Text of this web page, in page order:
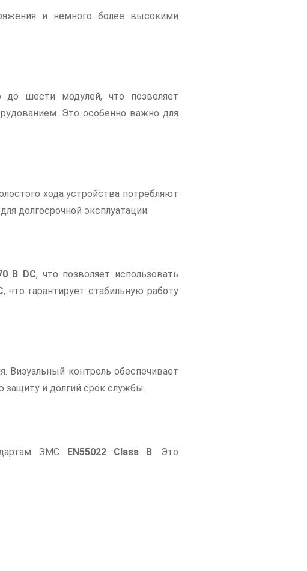
и немного более высокими
шести модулей, что позволяет
Это особенно важно для
хода устройства потребляют
долгосрочной эксплуатации.
В DC, что позволяет использовать
, что гарантирует стабильную работу
Визуальный контроль обеспечивает
и долгий срок службы.
ЭМС EN55022 Class B. Это